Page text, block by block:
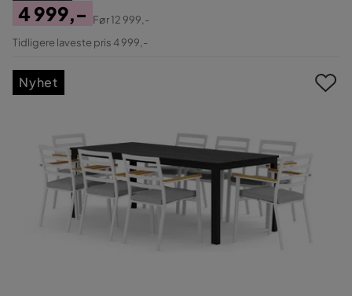
Pris
4 999,-
Original
Før12 999,-
Tidligere laveste pris 4 999,-
Nyhet